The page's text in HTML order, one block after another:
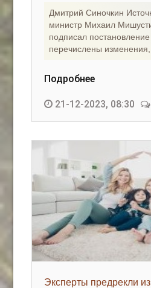
Дмитрий Синочкин
министр Михаил
подписал
перечислены
Подробнее
21-12-2023, 08:30
Эксперты предрекли